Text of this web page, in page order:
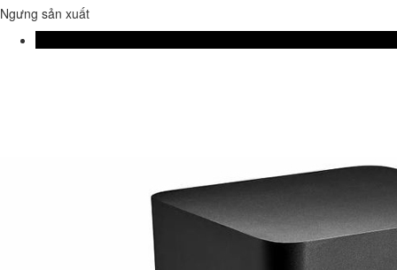
Ngưng sản xuất